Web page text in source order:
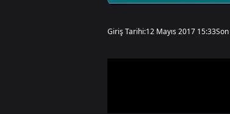
Giriş Tarihi:12 Mayıs 2017 15:33